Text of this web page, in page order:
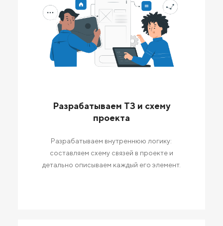
Разрабатываем ТЗ и схему
проекта
Разрабатываем внутреннюю логику:
составляем схему связей в проекте и
детально описываем каждый его элемент.